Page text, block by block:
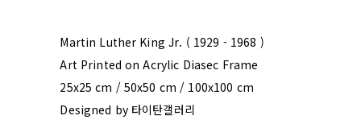
Martin Luther King Jr. ( 1929 - 1968 )
Art Printed on Acrylic Diasec Frame
25x25 cm / 50x50 cm / 100x100 cm
Designed by 타이탄갤러리